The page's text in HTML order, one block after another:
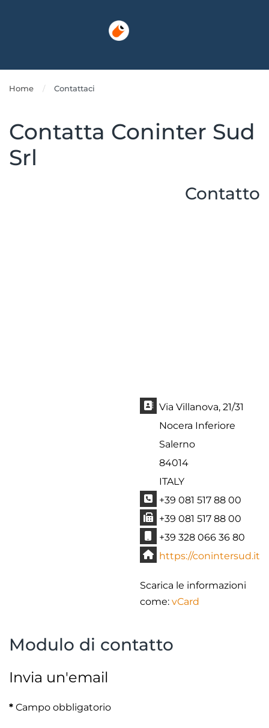
Skip to main content
Home Contattaci
Contatta Coninter Sud
Srl
Contatto
Indirizzo:
Via Villanova, 21/31
Nocera Inferiore
Salerno
84014
ITALY
Telefono:
+39 081 517 88 00
Fax:
+39 081 517 88 00
Cellulare:
+39 328 066 36 80
Sito:
https://conintersud.it
Scarica le informazioni
come: vCard
Modulo di contatto
Invia un'email
* Campo obbligatorio